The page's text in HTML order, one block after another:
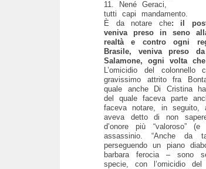
11. Nené Geraci,
tutti capi mandamento.
È da notare che: il
veniva preso in seno
realtà e contro ogni
Brasile, veniva preso
Salamone, ogni volta
L’omicidio del
gravissimo attrito fra
quale anche Di Cristina
del quale faceva parte
faceva notare, in
aveva detto di non
d’onore più
assassinio. “Anche da
perseguendo un piano
barbara ferocia – sono
specie, con l’omicidio